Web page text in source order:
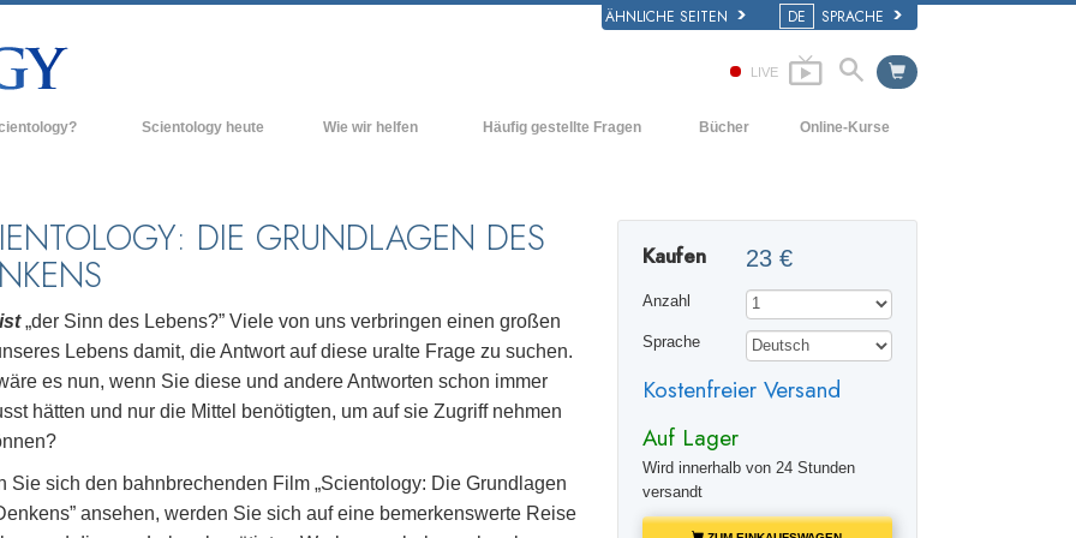
ÄHNLICHE SEITEN DE SPRACHE
LIVE
über Scientology
Scientologen kennen
der Scientology
– Was ist Größe?
Scientology heute
Freewinds
Scientology für die Welt
Wie wir helfen Häufig gestellte Fragen
Innerhalb einer Scientology Kirche
Bücher
Hörbücher
Einführungsvorträge
Online-Kurse
Die Dynamiken des Daseins
Die Bestandteile des Verstehens
Lösungen für eine gefährliche Umwelt
Beistände für Krankheiten und
Die Ehe
DIE GRUNDLAGEN DES
ist„der Sinn des Lebens?” Viele von uns verbringen einen großen
Lebens damit, die Antwort auf diese uralte Frage zu suchen.
es nun, wenn Sie diese und andere Antworten schon immer
hätten und nur die Mittel benötigten, um auf sie Zugriff nehmen
Sie sich den bahnbrechenden Film „Scientology: Die Grundlagen
ansehen, werden Sie sich auf eine bemerkenswerte Reise
Kaufen 23 €
Anzahl
Sprache
Kostenfreier Versand
Auf Lager
Wird innerhalb von 24 Stunden
versandt